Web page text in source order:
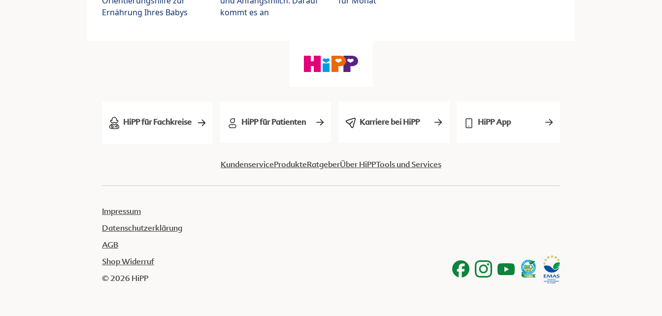
Ernährung Ihres Babys
kommt es an
HiPP für Fachkreise HiPP für Patienten Karriere bei HiPP HiPP App
KundenserviceProdukteRatgeberÜber HiPPTools und Services
Impressum
Datenschutzerklärung
AGB
Shop Widerruf
© 2026 HiPP